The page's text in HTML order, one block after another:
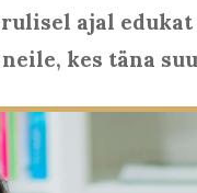
ajal
kes täna